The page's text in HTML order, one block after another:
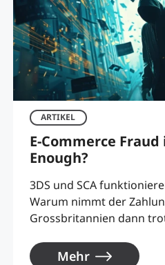
ARTIKEL
E-Commerce Fraud
Enough?
3DS und SCA
Warum nimmt der
Grossbritannien dann
Mehr